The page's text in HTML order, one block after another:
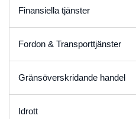
Finansiella tjänster
Fordon & Transporttjänster
Gränsöverskridande handel
Idrott